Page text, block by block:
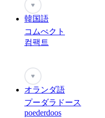
♥
韓国語
コムぺクト
컴팩트
♥
オランダ語
プーダラドース
poederdoos